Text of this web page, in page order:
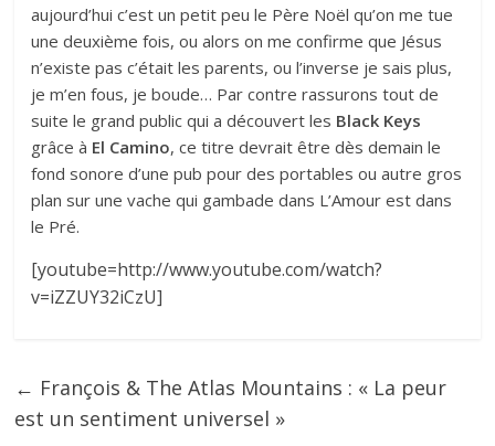
aujourd’hui c’est un petit peu le Père Noël qu’on me tue
une deuxième fois, ou alors on me confirme que Jésus
n’existe pas c’était les parents, ou l’inverse je sais plus,
je m’en fous, je boude… Par contre rassurons tout de
suite le grand public qui a découvert les Black Keys
grâce à El Camino, ce titre devrait être dès demain le
fond sonore d’une pub pour des portables ou autre gros
plan sur une vache qui gambade dans L’Amour est dans
le Pré.
[youtube=http://www.youtube.com/watch?
v=iZZUY32iCzU]
← François & The Atlas Mountains : « La peur
est un sentiment universel »